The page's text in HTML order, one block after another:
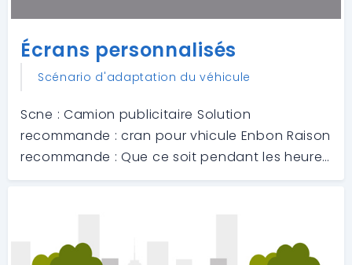
Écrans personnalisés
Scénario d'adaptation du véhicule
Scne : Camion publicitaire Solution
recommande : cran pour vhicule Enbon Raison
recommande : Que ce soit pendant les heures
de pointe ou les moments de loisirs, les crans